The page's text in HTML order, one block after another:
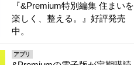
『&Premium特別編集 住まいを
楽しく、整える。』好評発売
中。
アプリ